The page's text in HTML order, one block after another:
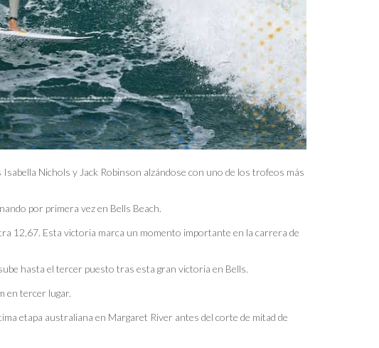
Nichols y Jack Robinson alzándose con uno de los trofeos más
por primera vez en Bells Beach.
12,67. Esta victoria marca un momento importante en la carrera de
hasta el tercer puesto tras esta gran victoria en Bells.
en tercer lugar.
etapa australiana en Margaret River antes del corte de mitad de